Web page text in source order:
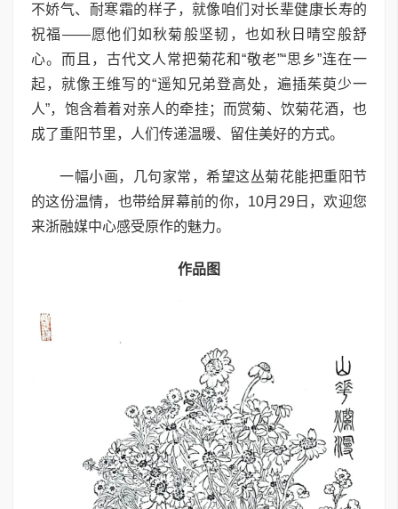
不娇气、耐寒霜的样子，就像咱们对长辈健康长寿的
祝福——愿他们如秋菊般坚韧，也如秋日晴空般舒
心。而且，古代文人常把菊花和“敬老”“思乡”连在一
起，就像王维写的“遥知兄弟登高处，遍插茱萸少一
人”，饱含着着对亲人的牵挂；而赏菊、饮菊花酒，也
成了重阳节里，人们传递温暖、留住美好的方式。
一幅小画，几句家常，希望这丛菊花能把重阳节
的这份温情，也带给屏幕前的你，10月29日，欢迎您
来浙融媒中心感受原作的魅力。
作品图